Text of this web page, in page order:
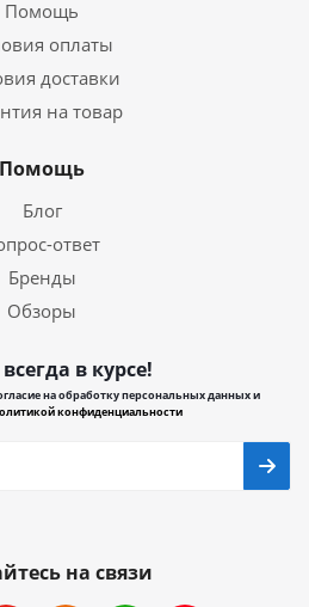
Помощь
оплаты
доставки
на товар
Помощь
Блог
ответ
Бренды
Обзоры
в курсе!
на обработку персональных данных и
конфиденциальности
на связи